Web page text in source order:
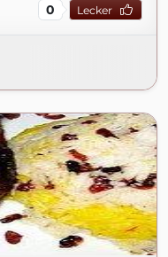
0 Lecker